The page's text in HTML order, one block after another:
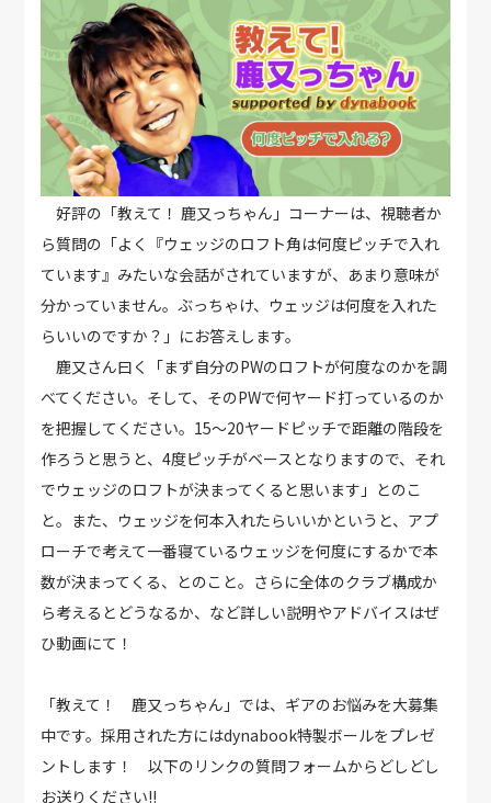
好評の「教えて！ 鹿又っちゃん」コーナーは、視聴者か
ら質問の「よく『ウェッジのロフト角は何度ピッチで入れ
ています』みたいな会話がされていますが、あまり意味が
分かっていません。ぶっちゃけ、ウェッジは何度を入れた
らいいのですか？」にお答えします。
鹿又さん曰く「まず自分のPWのロフトが何度なのかを調
べてください。そして、そのPWで何ヤード打っているのか
を把握してください。15〜20ヤードピッチで距離の階段を
作ろうと思うと、4度ピッチがベースとなりますので、それ
でウェッジのロフトが決まってくると思います」とのこ
と。また、ウェッジを何本入れたらいいかというと、アプ
ローチで考えて一番寝ているウェッジを何度にするかで本
数が決まってくる、とのこと。さらに全体のクラブ構成か
ら考えるとどうなるか、など詳しい説明やアドバイスはぜ
ひ動画にて！
「教えて！ 鹿又っちゃん」では、ギアのお悩みを大募集
中です。採用された方にはdynabook特製ボールをプレゼ
ントします！ 以下のリンクの質問フォームからどしどし
お送りください!!